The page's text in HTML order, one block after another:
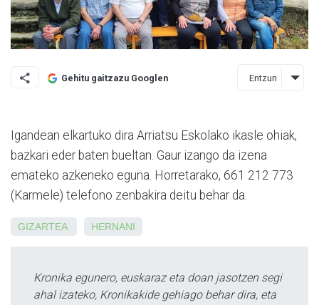
Gehitu gaitzazu Googlen Entzun
Igandean elkartuko dira Arriatsu Eskolako ikasle ohiak,
bazkari eder baten bueltan. Gaur izango da izena
emateko azkeneko eguna. Horretarako, 661 212 773
(Karmele) telefono zenbakira deitu behar da.
GIZARTEA HERNANI
Kronika egunero, euskaraz eta doan jasotzen segi
ahal izateko, Kronikakide gehiago behar dira, eta